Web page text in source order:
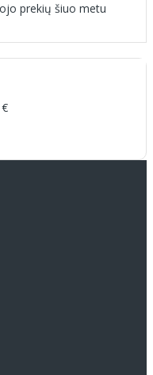
prekių šiuo metu